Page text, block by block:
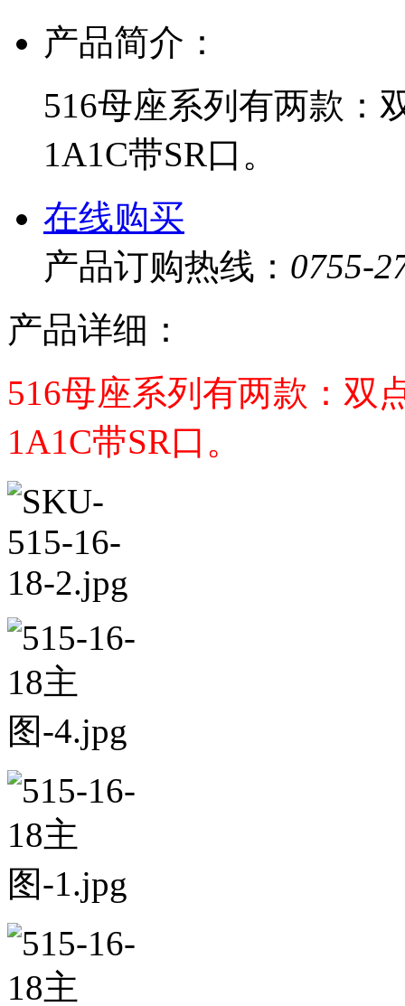
产品简介：
516母座系列有两款：
1A1C带SR口。
在线购买
产品订购热线： 0755-
产品详细：
516母座系列有两款：双
1A1C带SR口。